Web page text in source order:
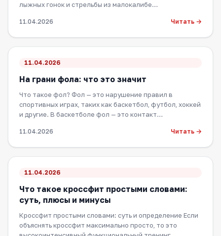
лыжных гонок и стрельбы из малокалибе…
11.04.2026 Читать →
11.04.2026
На грани фола: что это значит
Что такое фол? Фол — это нарушение правил в
спортивных играх, таких как баскетбол, футбол, хоккей
и другие. В баскетболе фол — это контакт…
11.04.2026 Читать →
11.04.2026
Что такое кроссфит простыми словами:
суть, плюсы и минусы
Кроссфит простыми словами: суть и определение Если
объяснять кроссфит максимально просто, то это